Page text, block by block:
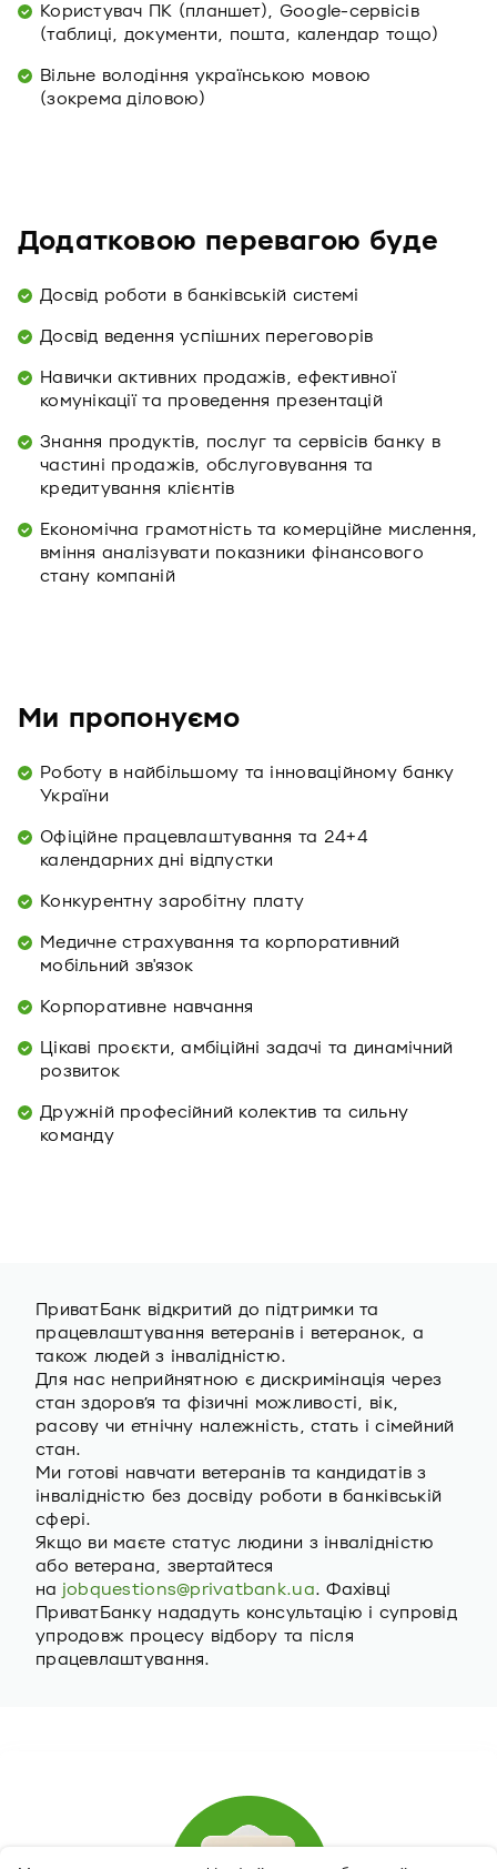
Користувач ПК (планшет), Google-сервісів
(таблиці, документи, пошта, календар тощо)
Вільне володіння українською мовою
(зокрема діловою)
Додатковою перевагою буде
Досвід роботи в банківській системі
Досвід ведення успішних переговорів
Навички активних продажів, ефективної
комунікації та проведення презентацій
Знання продуктів, послуг та сервісів банку в
частині продажів, обслуговування та
кредитування клієнтів
Економічна грамотність та комерційне мислення,
вміння аналізувати показники фінансового
стану компаній
Ми пропонуємо
Роботу в найбільшому та інноваційному банку
України
Офіційне працевлаштування та 24+4
календарних дні відпустки
Конкурентну заробітну плату
Медичне страхування та корпоративний
мобільний зв'язок
Корпоративне навчання
Цікаві проєкти, амбіційні задачі та динамічний
розвиток
Дружній професійний колектив та сильну
команду
ПриватБанк відкритий до підтримки та
працевлаштування ветеранів i ветеранок, а
також людей з інвалідністю.
Для нас неприйнятною є дискримінація через
стан здоров’я та фізичні можливості, вік,
расову чи етнічну належність, стать і сімейний
стан.
Ми готові навчати ветеранів та кандидатів з
інвалідністю без досвіду роботи в банківській
сфері.
Якщо ви маєте статус людини з інвалідністю
або ветерана, звертайтеся
на jobquestions@privatbank.ua. Фахівці
ПриватБанку нададуть консультацію і супровід
упродовж процесу відбору та після
працевлаштування.